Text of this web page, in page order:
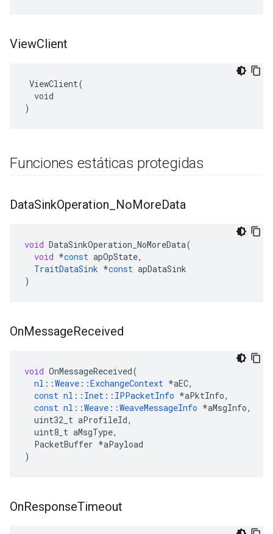
ViewClient
ViewClient(
  void
)
Funciones estáticas protegidas
DataSinkOperation NoMoreData
void DataSinkOperation_NoMoreData(
void *const apOpState,
TraitDataSink *const apDataSink
)
OnMessageReceived
void OnMessageReceived(
nl ::Weave ::ExchangeContext *aEC,
const nl :: Inet :: IPPacketInfo *aPktInfo,
const nl ::Weave ::WeaveMessageInfo *aMsgInfo,
uint32_t aProfileId,
uint8_t aMsgType,
PacketBuffer *aPayload
)
OnResponseTimeout